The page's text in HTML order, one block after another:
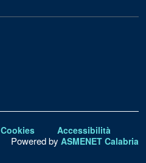
Cookies Accessibilità
Powered by ASMENET Calabria